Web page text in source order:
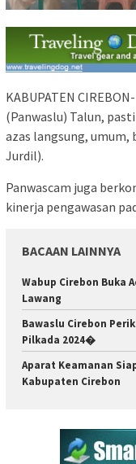
KABUPATEN
(Panwaslu) Talun,
azas langsung, umum,
Jurdil).
Panwascam juga
kinerja pengawasan
BACAAN LAINNYA
Wabup Cirebon Buka
Lawang
Bawaslu Cirebon
Pilkada 2024�
Aparat Keamanan
Kabupaten Cirebon